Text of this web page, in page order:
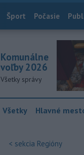
Index
Šport Počasie
Komunálne
voľby 2026
Všetky správy
Všetky Hlavné
< sekcia Regióny